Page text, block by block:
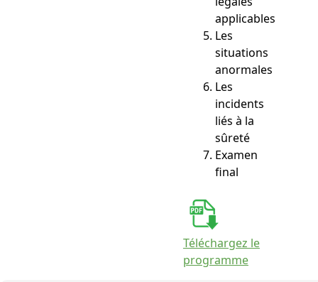
applicables
Les
situations
anormales
Les
incidents
liés à la
sûreté
Examen
final
Téléchargez le
programme